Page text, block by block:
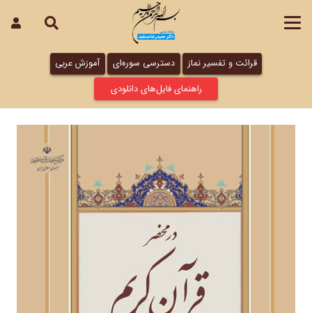
قرائت و تفسیر نماز دسترسی سوره‌ای
آموزش عربی
راهنمای فایل‌های دانلودی